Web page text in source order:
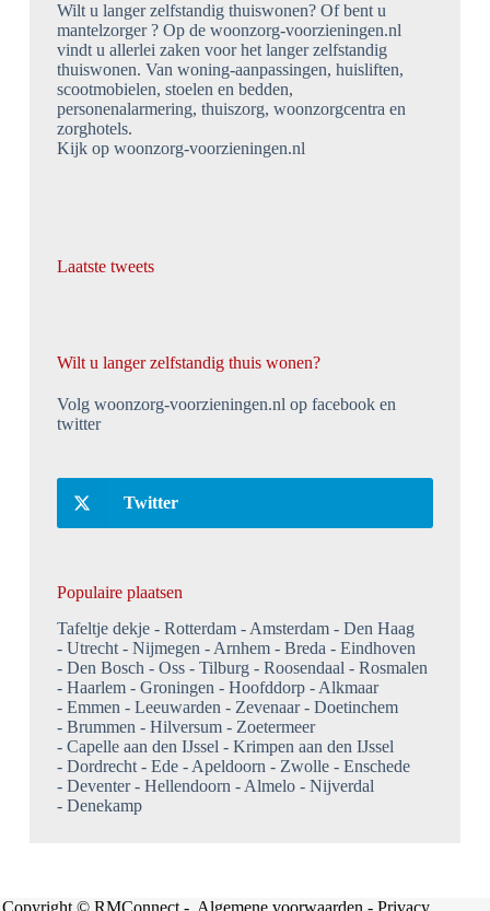
Wilt u langer zelfstandig thuiswonen? Of bent u
mantelzorger ? Op de woonzorg-voorzieningen.nl
vindt u allerlei zaken voor het langer zelfstandig
thuiswonen. Van woning-aanpassingen, huisliften,
scootmobielen, stoelen en bedden,
personenalarmering, thuiszorg, woonzorgcentra en
zorghotels.
Kijk op woonzorg-voorzieningen.nl
Laatste tweets
Wilt u langer zelfstandig thuis wonen?
Volg woonzorg-voorzieningen.nl op facebook en
twitter
Twitter
Populaire plaatsen
Tafeltje dekje
Rotterdam Amsterdam
Den Haag
Utrecht
Nijmegen Arnhem Breda
Eindhoven
Den Bosch
Oss Tilburg Roosendaal
Rosmalen
Haarlem
Groningen Hoofddorp
Alkmaar
Emmen
Leeuwarden Zevenaar
Doetinchem
Brummen
Hilversum
Zoetermeer
Capelle aan den IJssel
Krimpen aan den IJssel
Dordrecht
Ede Apeldoorn Zwolle
Enschede
Deventer
Hellendoorn Almelo
Nijverdal
Denekamp
Copyright © RMConnect - Algemene voorwaarden - Privacy